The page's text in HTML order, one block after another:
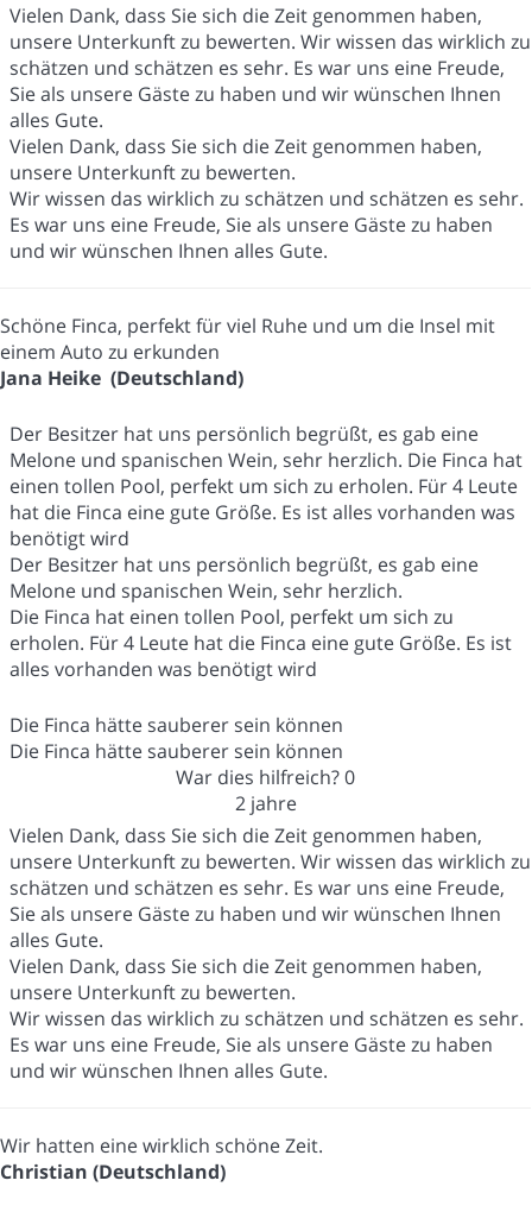
Vielen Dank, dass Sie sich die Zeit genommen haben,
unsere Unterkunft zu bewerten. Wir wissen das wirklich zu
schätzen und schätzen es sehr. Es war uns eine Freude,
Sie als unsere Gäste zu haben und wir wünschen Ihnen
alles Gute.
Vielen Dank, dass Sie sich die Zeit genommen haben,
unsere Unterkunft zu bewerten.
Wir wissen das wirklich zu schätzen und schätzen es sehr.
Es war uns eine Freude, Sie als unsere Gäste zu haben
und wir wünschen Ihnen alles Gute.
Schöne Finca, perfekt für viel Ruhe und um die Insel mit
einem Auto zu erkunden
Jana Heike (Deutschland)
Der Besitzer hat uns persönlich begrüßt, es gab eine
Melone und spanischen Wein, sehr herzlich. Die Finca hat
einen tollen Pool, perfekt um sich zu erholen. Für 4 Leute
hat die Finca eine gute Größe. Es ist alles vorhanden was
benötigt wird
Der Besitzer hat uns persönlich begrüßt, es gab eine
Melone und spanischen Wein, sehr herzlich.
Die Finca hat einen tollen Pool, perfekt um sich zu
erholen. Für 4 Leute hat die Finca eine gute Größe. Es ist
alles vorhanden was benötigt wird
Die Finca hätte sauberer sein können
Die Finca hätte sauberer sein können
War dies hilfreich?0
2 jahre
Vielen Dank, dass Sie sich die Zeit genommen haben,
unsere Unterkunft zu bewerten. Wir wissen das wirklich zu
schätzen und schätzen es sehr. Es war uns eine Freude,
Sie als unsere Gäste zu haben und wir wünschen Ihnen
alles Gute.
Vielen Dank, dass Sie sich die Zeit genommen haben,
unsere Unterkunft zu bewerten.
Wir wissen das wirklich zu schätzen und schätzen es sehr.
Es war uns eine Freude, Sie als unsere Gäste zu haben
und wir wünschen Ihnen alles Gute.
Wir hatten eine wirklich schöne Zeit.
Christian (Deutschland)